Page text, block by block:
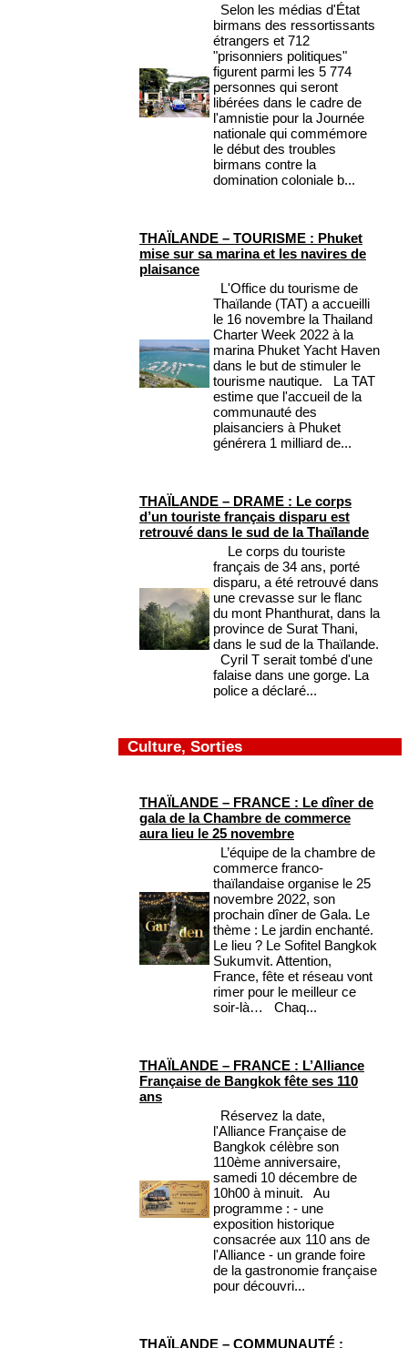
Selon les médias d'État
birmans des ressortissants
étrangers et 712
"prisonniers politiques"
figurent parmi les 5 774
personnes qui seront
libérées dans le cadre de
l'amnistie pour la Journée
nationale qui commémore
le début des troubles
birmans contre la
domination coloniale b...
THAÏLANDE – TOURISME : Phuket
mise sur sa marina et les navires de
plaisance
L'Office du tourisme de
Thaïlande (TAT) a accueilli
le 16 novembre la Thailand
Charter Week 2022 à la
marina Phuket Yacht Haven
dans le but de stimuler le
tourisme nautique. La TAT
estime que l'accueil de la
communauté des
plaisanciers à Phuket
générera 1 milliard de...
THAÏLANDE – DRAME : Le corps
d’un touriste français disparu est
retrouvé dans le sud de la Thaïlande
Le corps du touriste
français de 34 ans, porté
disparu, a été retrouvé dans
une crevasse sur le flanc
du mont Phanthurat, dans la
province de Surat Thani,
dans le sud de la Thaïlande.
Cyril T serait tombé d'une
falaise dans une gorge. La
police a déclaré...
Culture, Sorties
THAÏLANDE – FRANCE : Le dîner de
gala de la Chambre de commerce
aura lieu le 25 novembre
L’équipe de la chambre de
commerce franco-
thaïlandaise organise le 25
novembre 2022, son
prochain dîner de Gala. Le
thème : Le jardin enchanté.
Le lieu ? Le Sofitel Bangkok
Sukumvit. Attention,
France, fête et réseau vont
rimer pour le meilleur ce
soir-là… Chaq...
THAÏLANDE – FRANCE : L’Alliance
Française de Bangkok fête ses 110
ans
Réservez la date,
l'Alliance Française de
Bangkok célèbre son
110ème anniversaire,
samedi 10 décembre de
10h00 à minuit. Au
programme : - une
exposition historique
consacrée aux 110 ans de
l'Alliance - un grande foire
de la gastronomie française
pour découvri...
THAÏLANDE – COMMUNAUTÉ :